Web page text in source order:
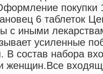
покупки
6 таблеток
с иными
усиленные
В состав набора
женщин.Все